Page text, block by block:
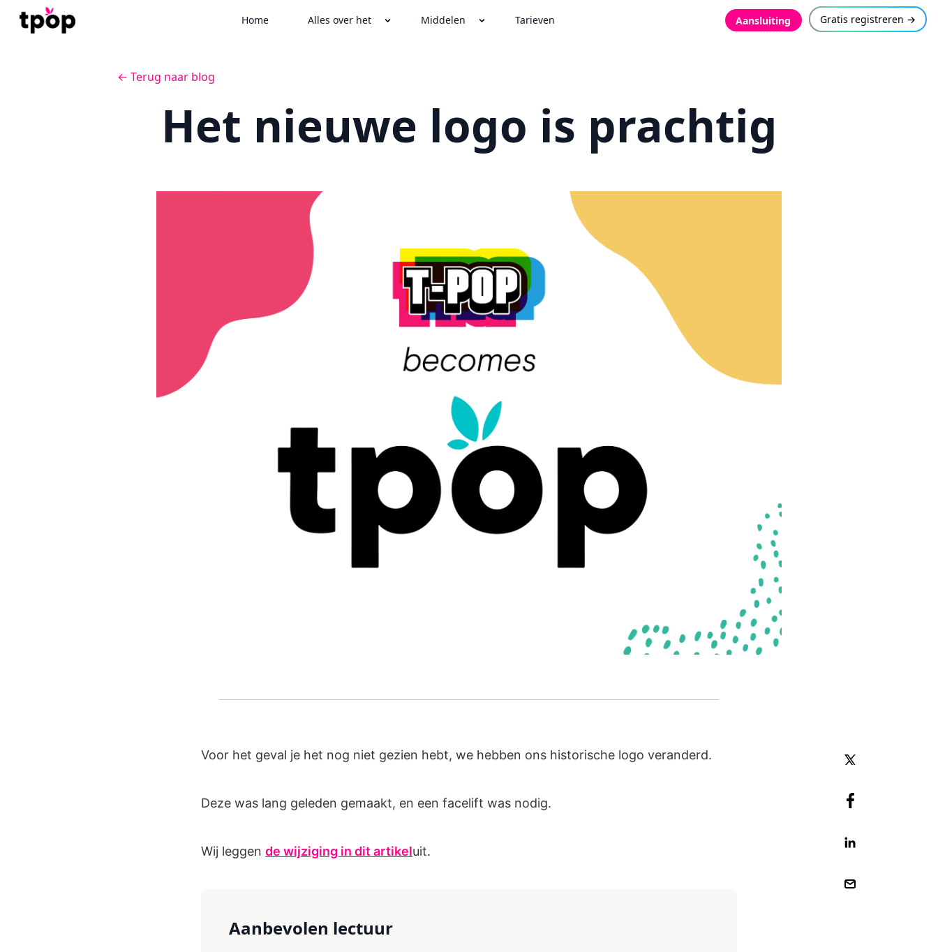
Home Alles over het Middelen Tarieven Aansluiting Gratis registreren →
← Terug naar blog
Het nieuwe logo is prachtig
Voor het geval je het nog niet gezien hebt, we hebben ons historische logo veranderd.
Deze was lang geleden gemaakt, en een facelift was nodig.
Wij leggen de wijziging in dit artikeluit.
Aanbevolen lectuur